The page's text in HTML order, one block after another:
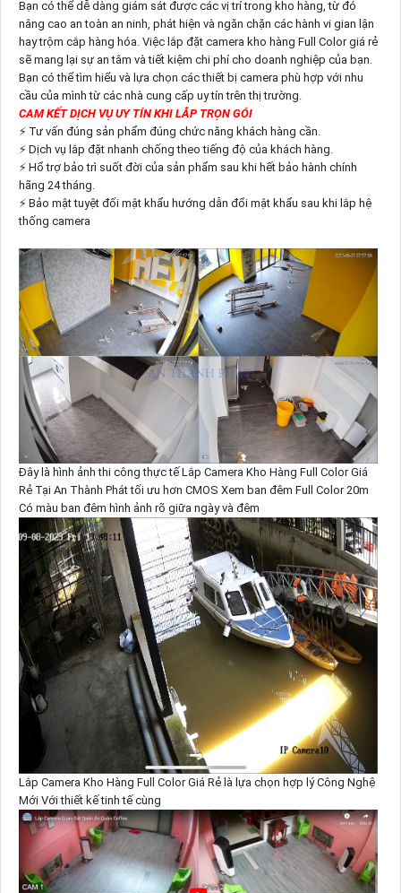
Bạn có thể dễ dàng giám sát được các vị trí trong kho hàng, từ đó
nâng cao an toàn an ninh, phát hiện và ngăn chặn các hành vi gian lận
hay trộm cắp hàng hóa. Việc lắp đặt camera kho hàng Full Color giá rẻ
sẽ mang lại sự an tâm và tiết kiệm chi phí cho doanh nghiệp của bạn.
Bạn có thể tìm hiểu và lựa chọn các thiết bị camera phù hợp với nhu
cầu của mình từ các nhà cung cấp uy tín trên thị trường.
CAM KẾT DỊCH VỤ UY TÍN KHI LẮP TRỌN GÓI
⚡ Tư vấn đúng sản phẩm đúng chức năng khách hàng cần.
⚡ Dịch vụ lắp đặt nhanh chống theo tiếng độ của khách hàng.
⚡ Hổ trợ bảo trì suốt đời của sản phẩm sau khi hết bảo hành chính
hãng 24 tháng.
⚡ Bảo mật tuyệt đối mật khẩu hướng dẫn đổi mật khẩu sau khi lắp hệ
thống camera
Đây là hình ảnh thi công thực tế Lắp Camera Kho Hàng Full Color Giá
Rẻ Tại An Thành Phát tối ưu hơn CMOS Xem ban đêm Full Color 20m
Có màu ban đêm hình ảnh rõ giữa ngày và đêm
Lắp Camera Kho Hàng Full Color Giá Rẻ là lựa chọn hợp lý Công Nghệ
Mới Với thiết kế tinh tế cùng